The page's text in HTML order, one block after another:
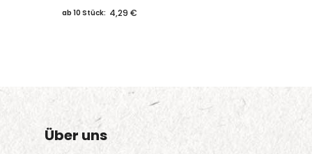
ab 10 Stück: 4,29 €
Die
können
Über uns